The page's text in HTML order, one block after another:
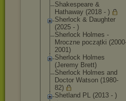
Shakespeare &
Hathaway (2018 - )
Sherlock & Daughter
(2025 - )
Sherlock Holmes -
Mroczne początki
2001)
Sherlock Holmes
(Jeremy Brett)
Sherlock Holmes and
Doctor Watson (1980-
82)
Shetland PL (2013 - )